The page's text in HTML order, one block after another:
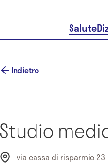
Salute
Indietro
Studio
via cassa di risparmio 23